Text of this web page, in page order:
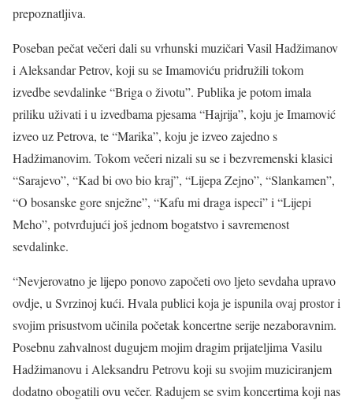
prepoznatljiva.
Poseban pečat večeri dali su vrhunski muzičari Vasil Hadžimanov
i Aleksandar Petrov, koji su se Imamoviću pridružili tokom
izvedbe sevdalinke “Briga o životu”. Publika je potom imala
priliku uživati i u izvedbama pjesama “Hajrija”, koju je Imamović
izveo uz Petrova, te “Marika”, koju je izveo zajedno s
Hadžimanovim. Tokom večeri nizali su se i bezvremenski klasici
“Sarajevo”, “Kad bi ovo bio kraj”, “Lijepa Zejno”, “Slankamen”,
“O bosanske gore snježne”, “Kafu mi draga ispeci” i “Lijepi
Meho”, potvrđujući još jednom bogatstvo i savremenost
sevdalinke.
“Nevjerovatno je lijepo ponovo započeti ovo ljeto sevdaha upravo
ovdje, u Svrzinoj kući. Hvala publici koja je ispunila ovaj prostor i
svojim prisustvom učinila početak koncertne serije nezaboravnim.
Posebnu zahvalnost dugujem mojim dragim prijateljima Vasilu
Hadžimanovu i Aleksandru Petrovu koji su svojim muziciranjem
dodatno obogatili ovu večer. Radujem se svim koncertima koji nas